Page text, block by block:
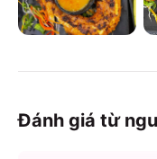
Đánh giá từ